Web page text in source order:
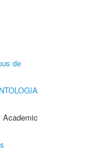
de
Academic